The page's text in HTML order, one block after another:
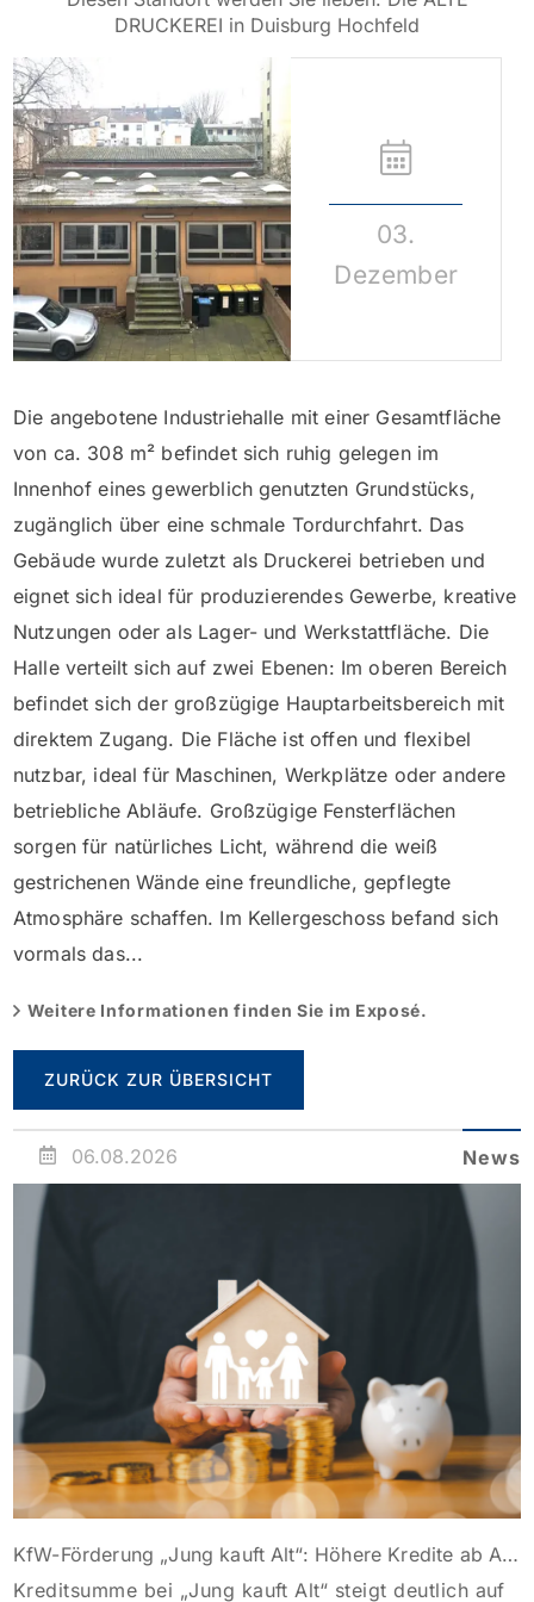
DRUCKEREI in Duisburg Hochfeld
03.
Dezember
Die angebotene Industriehalle mit einer Gesamtfläche
von ca. 308 m² befindet sich ruhig gelegen im
Innenhof eines gewerblich genutzten Grundstücks,
zugänglich über eine schmale Tordurchfahrt. Das
Gebäude wurde zuletzt als Druckerei betrieben und
eignet sich ideal für produzierendes Gewerbe, kreative
Nutzungen oder als Lager- und Werkstattfläche. Die
Halle verteilt sich auf zwei Ebenen: Im oberen Bereich
befindet sich der großzügige Hauptarbeitsbereich mit
direktem Zugang. Die Fläche ist offen und flexibel
nutzbar, ideal für Maschinen, Werkplätze oder andere
betriebliche Abläufe. Großzügige Fensterflächen
sorgen für natürliches Licht, während die weiß
gestrichenen Wände eine freundliche, gepflegte
Atmosphäre schaffen. Im Kellergeschoss befand sich
vormals das...
Weitere Informationen finden Sie im Exposé.
ZURÜCK ZUR ÜBERSICHT
06.08.2026 News
KfW-Förderung „Jung kauft Alt“: Höhere Kredite ab August 2026
Kreditsumme bei „Jung kauft Alt“ steigt deutlich auf